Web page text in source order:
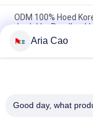
ODM 100% Hoed
de vlakke
Gorras voor Mensen
Customized Design
Aria Cao
Good day, what